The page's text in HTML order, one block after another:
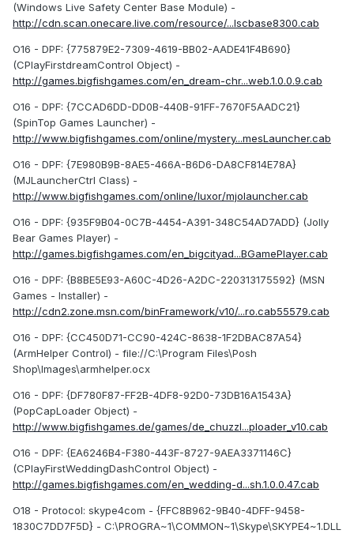
(Windows Live Safety Center Base Module) -
http://cdn.scan.onecare.live.com/resource/...lscbase8300.cab
O16 - DPF: {775879E2-7309-4619-BB02-AADE41F4B690}
(CPlayFirstdreamControl Object) -
http://games.bigfishgames.com/en_dream-chr...web.1.0.0.9.cab
O16 - DPF: {7CCAD6DD-DD0B-440B-91FF-7670F5AADC21}
(SpinTop Games Launcher) -
http://www.bigfishgames.com/online/mystery...mesLauncher.cab
O16 - DPF: {7E980B9B-8AE5-466A-B6D6-DA8CF814E78A}
(MJLauncherCtrl Class) -
http://www.bigfishgames.com/online/luxor/mjolauncher.cab
O16 - DPF: {935F9B04-0C7B-4454-A391-348C54AD7ADD} (Jolly
Bear Games Player) -
http://games.bigfishgames.com/en_bigcityad...BGamePlayer.cab
O16 - DPF: {B8BE5E93-A60C-4D26-A2DC-220313175592} (MSN
Games - Installer) -
http://cdn2.zone.msn.com/binFramework/v10/...ro.cab55579.cab
O16 - DPF: {CC450D71-CC90-424C-8638-1F2DBAC87A54}
(ArmHelper Control) - file://C:\Program Files\Posh
Shop\Images\armhelper.ocx
O16 - DPF: {DF780F87-FF2B-4DF8-92D0-73DB16A1543A}
(PopCapLoader Object) -
http://www.bigfishgames.de/games/de_chuzzl...ploader_v10.cab
O16 - DPF: {EA6246B4-F380-443F-8727-9AEA3371146C}
(CPlayFirstWeddingDashControl Object) -
http://games.bigfishgames.com/en_wedding-d...sh.1.0.0.47.cab
O18 - Protocol: skype4com - {FFC8B962-9B40-4DFF-9458-
1830C7DD7F5D} - C:\PROGRA~1\COMMON~1\Skype\SKYPE4~1.DLL